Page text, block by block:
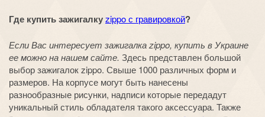
Где купить зажигалкуzippo с гравировкой?
Если Вас интересует зажигалка zippo, купить в Украине
ее можно на нашем сайте. Здесь представлен большой
выбор зажигалок zippo. Свыше 1000 различных форм и
размеров. На корпусе могут быть нанесены
разнообразные рисунки, надписи которые передадут
уникальный стиль обладателя такого аксессуара. Также